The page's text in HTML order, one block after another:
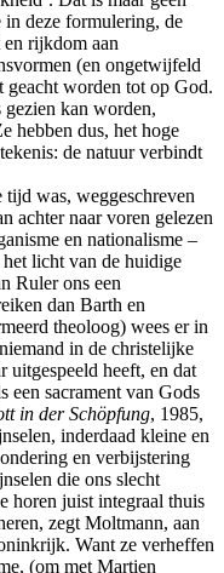
in deze formulering, de
rijkdom aan
(en ongetwijfeld
geacht worden tot op God.
gezien kan worden,
hebben dus, het hoge
de natuur verbindt
tijd was, weggeschreven
achter naar voren gelezen
en nationalisme –
licht van de huidige
Ruler ons een
dan Barth en
theoloog) wees er in
in de christelijke
uitgespeeld heeft, en dat
een sacrament van Gods
in der Schöpfung, 1985,
inderdaad kleine en
en verbijstering
die ons slecht
horen juist integraal thuis
zegt Moltmann, aan
Want ze verheffen
(om met Martien